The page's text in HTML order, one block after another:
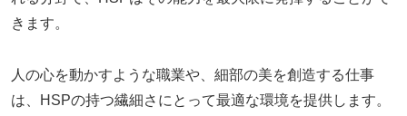
きます。
人の心を動かすような職業や、細部の美を創造する仕事
は、HSPの持つ繊細さにとって最適な環境を提供します。